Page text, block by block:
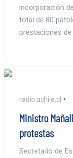
incorporación
total de 80
prestaciones de
radio.uchile.cl
Ministro
protestas
Secretario de